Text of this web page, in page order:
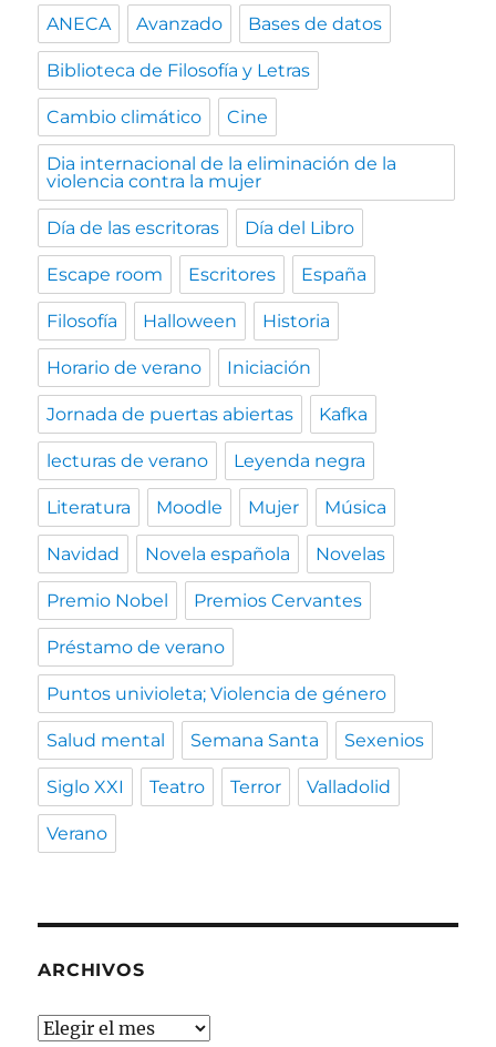
ANECA Avanzado Bases de datos
Biblioteca de Filosofía y Letras
Cambio climático Cine
Dia internacional de la eliminación de la
violencia contra la mujer
Día de las escritoras Día del Libro
Escape room Escritores España
Filosofía Halloween Historia
Horario de verano Iniciación
Jornada de puertas abiertas Kafka
lecturas de verano Leyenda negra
Literatura Moodle Mujer Música
Navidad Novela española Novelas
Premio Nobel Premios Cervantes
Préstamo de verano
Puntos univioleta; Violencia de género
Salud mental Semana Santa Sexenios
Siglo XXI Teatro Terror Valladolid
Verano
ARCHIVOS
Archivos